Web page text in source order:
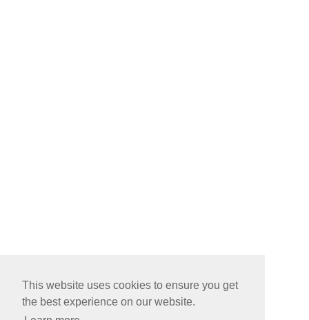
This website uses cookies to ensure you get
the best experience on our website.